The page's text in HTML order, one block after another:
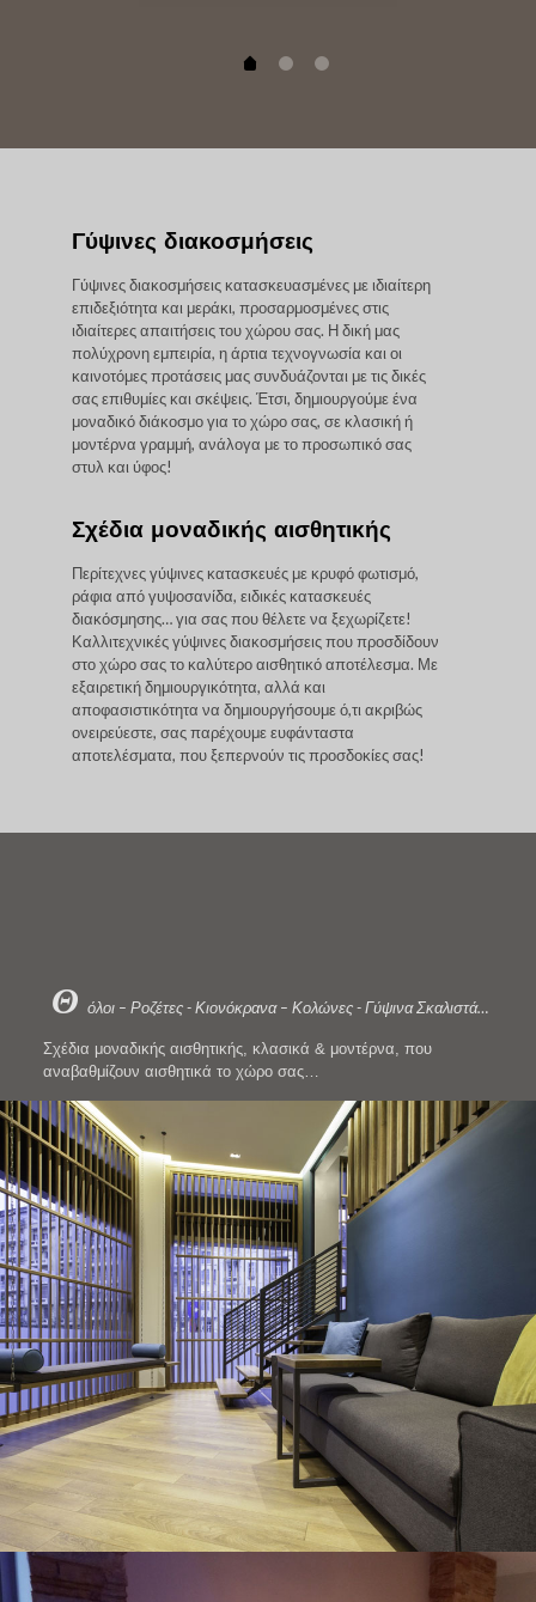
Γύψινες διακοσμήσεις
Γύψινες διακοσμήσεις κατασκευασμένες με ιδιαίτερη
επιδεξιότητα και μεράκι, προσαρμοσμένες στις
ιδιαίτερες απαιτήσεις του χώρου σας. Η δική μας
πολύχρονη εμπειρία, η άρτια τεχνογνωσία και οι
καινοτόμες προτάσεις μας συνδυάζονται με τις δικές
σας επιθυμίες και σκέψεις. Έτσι, δημιουργούμε ένα
μοναδικό διάκοσμο για το χώρο σας, σε κλασική ή
μοντέρνα γραμμή, ανάλογα με το προσωπικό σας
στυλ και ύφος!
Σχέδια μοναδικής αισθητικής
Περίτεχνες γύψινες κατασκευές με κρυφό φωτισμό,
ράφια από γυψοσανίδα, ειδικές κατασκευές
διακόσμησης… για σας που θέλετε να ξεχωρίζετε!
Καλλιτεχνικές γύψινες διακοσμήσεις που προσδίδουν
στο χώρο σας το καλύτερο αισθητικό αποτέλεσμα. Με
εξαιρετική δημιουργικότητα, αλλά και
αποφασιστικότητα να δημιουργήσουμε ό,τι ακριβώς
ονειρεύεστε, σας παρέχουμε ευφάνταστα
αποτελέσματα, που ξεπερνούν τις προσδοκίες σας!
Θ όλοι – Ροζέτες - Κιονόκρανα – Κολώνες - Γύψινα Σκαλιστά…
Σχέδια μοναδικής αισθητικής, κλασικά & μοντέρνα, που
αναβαθμίζουν αισθητικά το χώρο σας…